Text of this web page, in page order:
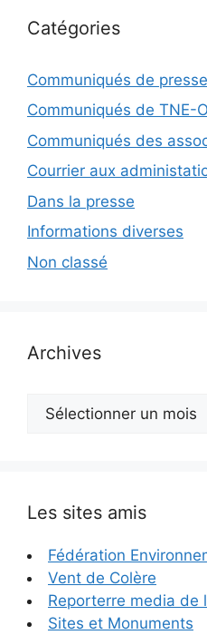
Catégories
Communiqués de presse
Communiqués de TNE-
Communiqués des
Courrier aux
Dans la presse
Informations diverses
Non classé
Archives
Archives
Les sites amis
Fédération
Vent de Colère
Reporterre media de
Sites et Monuments